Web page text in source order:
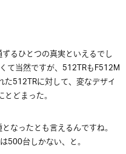
るひとつの真実といえるでし
て当然ですが、512TRもF512M
512TRに対して、変なデザイ
どまった。
なったとも言えるんですね。
500台しかない、と。